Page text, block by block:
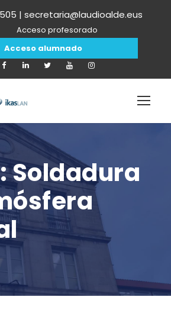
| secretaria@laudioalde.eus
Acceso profesorado
Acceso alumnado
Soldadura